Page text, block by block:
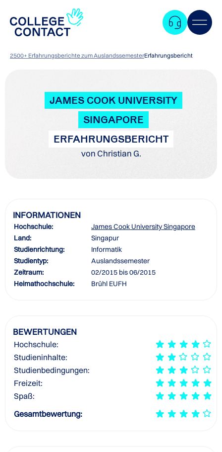
2500+ Erfahrungsberichte zum AuslandssemesterErfahrungsbericht
JAMES COOK UNIVERSITY
SINGAPORE
ERFAHRUNGSBERICHT
von Christian G.
INFORMATIONEN
Hochschule:
James Cook University Singapore
Land:
Singapur
Studienrichtung:
Informatik
Studientyp:
Auslandssemester
Zeitraum:
02/2015 bis 06/2015
Heimathochschule:
Brühl EUFH
BEWERTUNGEN
Hochschule:
Studieninhalte:
Studienbedingungen:
Freizeit:
Spaß:
Gesamtbewertung: